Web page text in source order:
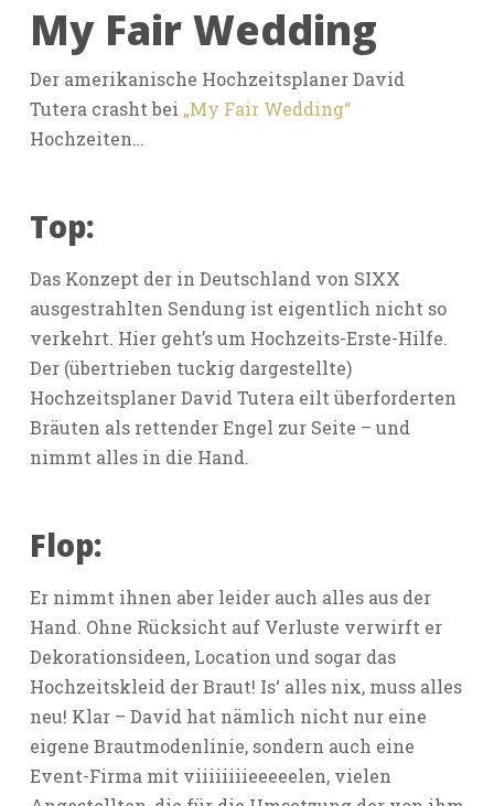
My Fair Wedding
Der amerikanische Hochzeitsplaner David
Tutera crasht bei „My Fair Wedding“
Hochzeiten…
Top:
Das Konzept der in Deutschland von SIXX
ausgestrahlten Sendung ist eigentlich nicht so
verkehrt. Hier geht’s um Hochzeits-Erste-Hilfe.
Der (übertrieben tuckig dargestellte)
Hochzeitsplaner David Tutera eilt überforderten
Bräuten als rettender Engel zur Seite – und
nimmt alles in die Hand.
Flop:
Er nimmt ihnen aber leider auch alles aus der
Hand. Ohne Rücksicht auf Verluste verwirft er
Dekorationsideen, Location und sogar das
Hochzeitskleid der Braut! Is‘ alles nix, muss alles
neu! Klar – David hat nämlich nicht nur eine
eigene Brautmodenlinie, sondern auch eine
Event-Firma mit viiiiiiiieeeeelen, vielen